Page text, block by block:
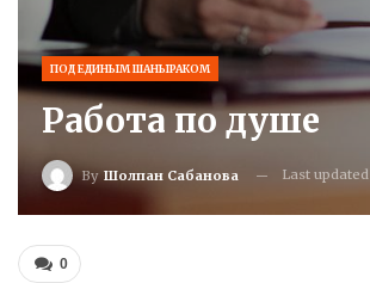
ПОД ЕДИНЫМ ШАНЫРАКОМ
Работа по душе
By Шолпан Сабанова Last updated
0